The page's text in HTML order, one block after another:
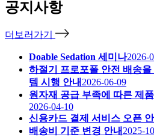
공지사항
더보러가기
Doable Sedation 세미나2026-
하절기 프로포폴 안전 배송
템 시행 안내 2026-06-09
원자재 공급 부족에 따른 제
2026-04-10
신용카드 결제 서비스 오픈
배송비 기준 변경 안내 2025-